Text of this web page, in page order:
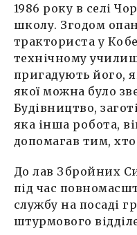
1986 року в селі
школу. Згодом
тракториста у
технічному
пригадують його,
якої можна було
Будівництво,
яка інша робота,
допомагав тим,
До лав Збройних
під час
службу на посаді
штурмового